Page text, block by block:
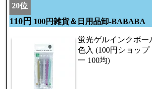
20位
110円 100円雑貨＆日用品卸-BABABA
蛍光ゲルインクボー
色入 (100円ショップ
一 100均)